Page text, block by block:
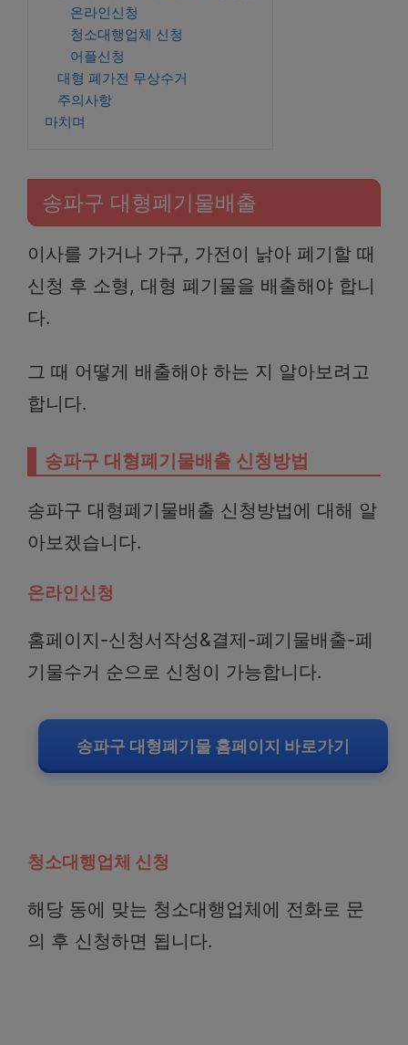
온라인신청
청소대행업체 신청
어플신청
대형 폐가전 무상수거
주의사항
마치며
송파구 대형폐기물배출
이사를 가거나 가구, 가전이 낡아 폐기할 때
신청 후 소형, 대형 폐기물을 배출해야 합니
다.
그 때 어떻게 배출해야 하는 지 알아보려고
합니다.
송파구 대형폐기물배출 신청방법
송파구 대형폐기물배출 신청방법에 대해 알
아보겠습니다.
온라인신청
홈페이지-신청서작성&결제-폐기물배출-폐
기물수거 순으로 신청이 가능합니다.
송파구 대형폐기물 홈페이지 바로가기
청소대행업체 신청
해당 동에 맞는 청소대행업체에 전화로 문
의 후 신청하면 됩니다.